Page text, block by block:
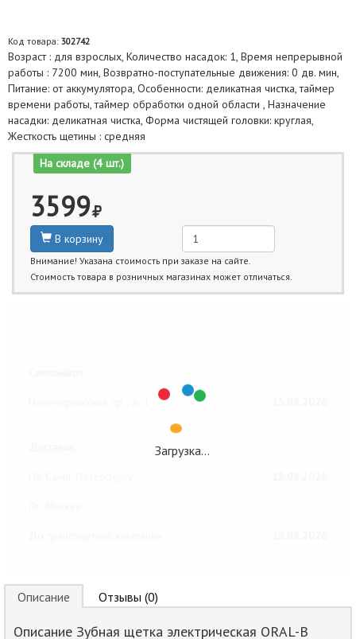
Код товара: 302742
Возраст : для взрослых, Количество насадок: 1, Время непрерывной
работы : 7200 мин, Возвратно-поступательные движения: 0 дв. мин,
Питание: от аккумулятора, Особенности: деликатная чистка, таймер
времени работы, таймер обработки одной области , Назначение
насадки: деликатная чистка, Форма чистящей головки: круглая,
Жесткость щетины : средняя
На складе (4 шт.)
3599
В корзину
Внимание! Указана стоимость при заказе на сайте.
Стоимость товара в розничных магазинах может отличаться.
Загрузка…
Описание Отзывы (0)
Описание Зубная щетка электрическая ORAL-B